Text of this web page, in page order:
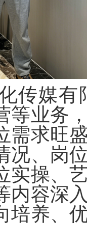
传媒
等业务
需求旺
况、岗
实操、
内容深
培养、